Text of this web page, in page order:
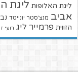
ליגת האלופות ליגת
אביב מנצ'סטר יונייטד
הזווית פרמייר ליג רועי